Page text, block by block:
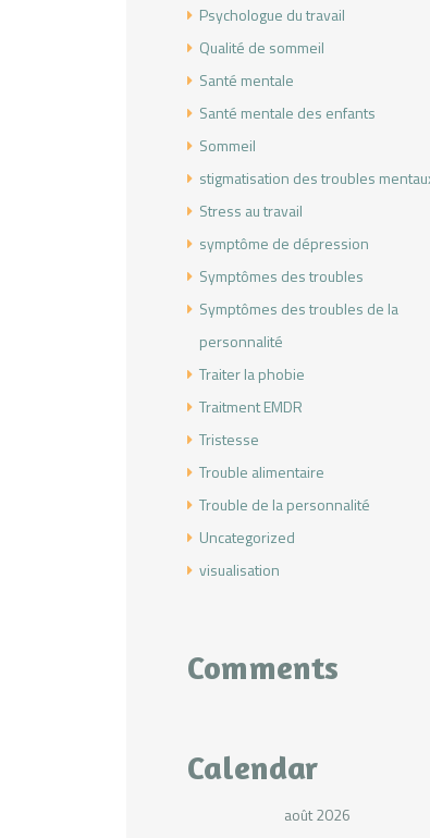
Psychologue du travail
Qualité de sommeil
Santé mentale
Santé mentale des enfants
Sommeil
stigmatisation des troubles
Stress au travail
symptôme de dépression
Symptômes des troubles
Symptômes des troubles de la
personnalité
Traiter la phobie
Traitment EMDR
Tristesse
Trouble alimentaire
Trouble de la personnalité
Uncategorized
visualisation
Comments
Calendar
août 2026